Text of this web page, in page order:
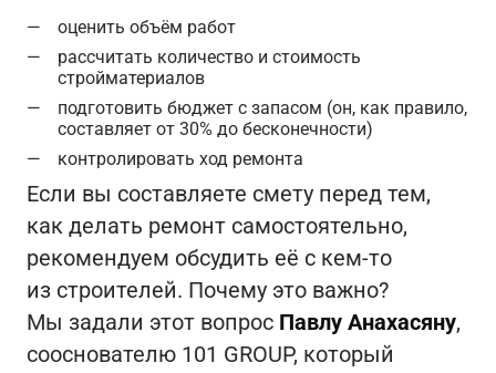
оценить объём работ
рассчитать количество и стоимость
стройматериалов
подготовить бюджет с запасом (он, как правило,
составляет от 30% до бесконечности)
контролировать ход ремонта
Если вы составляете смету перед тем,
как делать ремонт самостоятельно,
рекомендуем обсудить её с кем-то
из строителей. Почему это важно?
Мы задали этот вопрос Павлу Анахасяну,
сооснователю 101 GROUP, который